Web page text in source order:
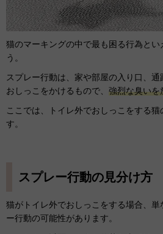
猫のマーキングの中で最も困る行為とい
う。
スプレー行動は、家や部屋の入り口、
おしっこをかけるもので、 強烈な臭いを
ここでは、トイレ外でおしっこをする猫
す。
スプレー行動の見分け方
猫がトイレ外でおしっこをする場合、
ー行動の可能性があります。